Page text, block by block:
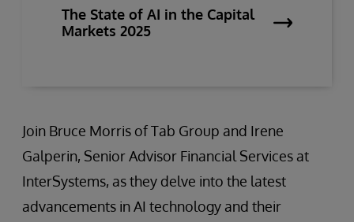
The State of AI in the Capital
Markets 2025
Join Bruce Morris of Tab Group and Irene
Galperin, Senior Advisor Financial Services at
InterSystems, as they delve into the latest
advancements in AI technology and their